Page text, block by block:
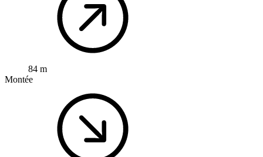
84 m
Montée